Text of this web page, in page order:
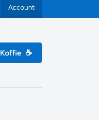
Account
Koffie ☕